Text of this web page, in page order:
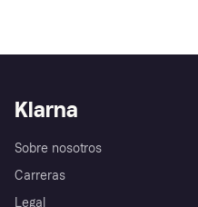
Klarna
Sobre nosotros
Carreras
Legal